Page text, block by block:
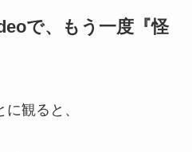
で、もう一度『怪
観ると、